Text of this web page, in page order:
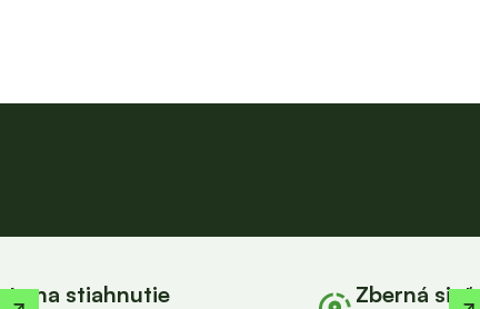
na stiahnutie Zberná sieť